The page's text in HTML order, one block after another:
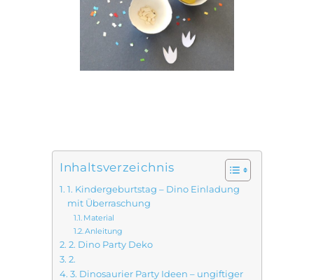
Inhaltsverzeichnis
1. Kindergeburtstag – Dino Einladung
mit Überraschung
Material
Anleitung
2. Dino Party Deko
2.
3. Dinosaurier Party Ideen – ungiftiger